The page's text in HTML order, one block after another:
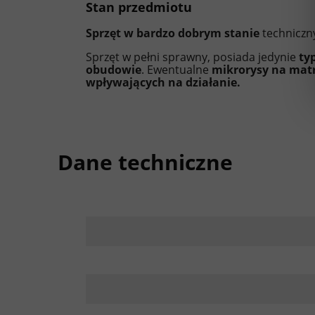
Stan przedmiotu
Sprzęt w bardzo dobrym stanie
Sprzęt w pełni sprawny, posiada jedynie
obudowie. Ewentualne mikrorysy na
wpływających na działanie.
Dane techniczne